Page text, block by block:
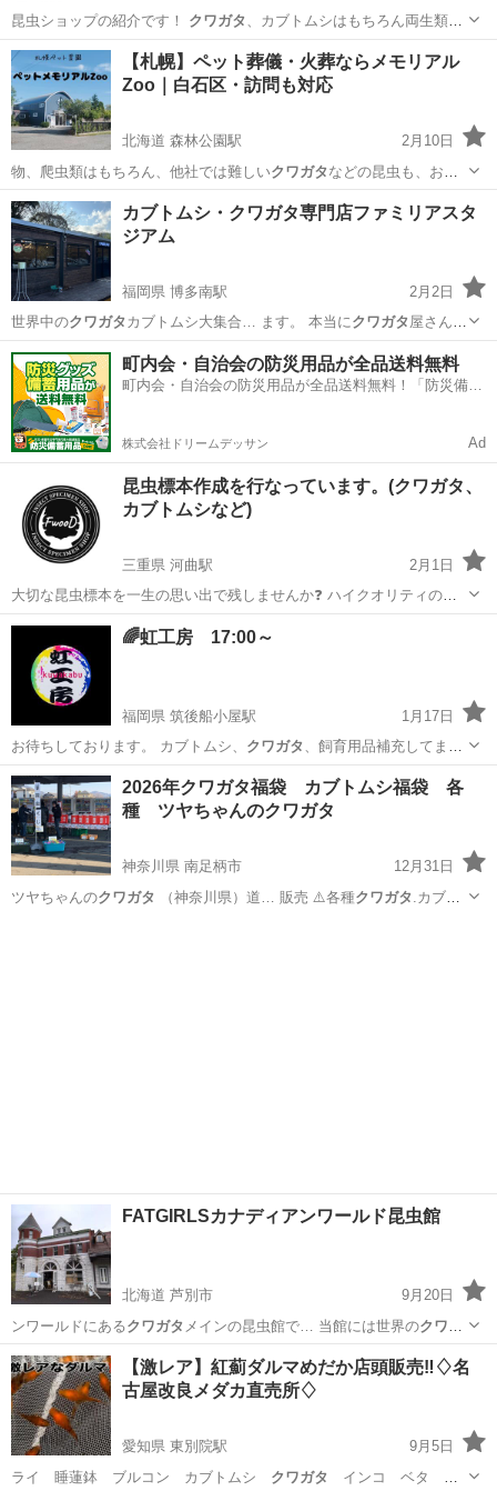
昆虫ショップの紹介です！ クワガタ
、カブトムシはもちろん両生類、
奇蟲な…
奈良 生駒郡 竜田川駅 ペットショップ クワガタ
【札幌】ペット葬儀・火葬ならメモリアル
Zoo｜白石区・訪問も対応
北海道 森林公園駅
2月10日
物、爬虫類はもちろん、他社では難しいクワガタ などの昆虫も、お遺
灰を綺麗に残すこと…
北海道 札幌市 森林公園駅 葬儀 小動物
カブトムシ・クワガタ専門店ファミリアスタ
ジアム
福岡県 博多南駅
2月2日
世界中のクワガタ カブトムシ大集合… ます。 本当にクワガタ 屋さん？
と思うよ…
福岡 那珂川市 博多南駅 その他のペット クワガタ
町内会・自治会の防災用品が全品送料無料
町内会・自治会の防災用品が全品送料無料！「防災備蓄
株式会社ドリームデッサン Ad
昆虫標本作成を行なっています。(クワガタ、
カブトムシなど)
三重県 河曲駅
2月1日
大切な昆虫標本を一生の思い出で残しませんか❓ ハイクオリティの作
品を提供出来るように日々取り組んでいます Instagramでも作品をご
紹介しています！ 美しい！綺麗！かっこいいを目指そう！ 各種お問い
合わせ先は、0805...
三重 鈴鹿市 河曲駅
🌈虹工房 17:00～
福岡県 筑後船小屋駅
1月17日
お待ちしております。 カブトムシ、 クワガタ 、飼育用品補充してま
す。
福岡 筑後市 筑後船小屋駅 その他のペット クワガタ
2026年クワガタ福袋 カブトムシ福袋 各
種 ツヤちゃんのクワガタ
神奈川県 南足柄市
12月31日
ツヤちゃんのクワガタ （神奈川県）道… 販売 ⚠️各種クワガタ .カブト
FATGIRLSカナディアンワールド昆虫館
北海道 芦別市
9月20日
ンワールドにあるクワガタ メインの昆虫館で… 当館には世界のクワガ
タ、カブトムシがい… 館大人気の世界のクワガタバトル動画はこち…
北海道 芦別市 ペットショップ クワガタ
【激レア】紅薊ダルマめだか店頭販売‼️♢名
古屋改良メダカ直売所♢
愛知県 東別院駅
9月5日
ライ 睡蓮鉢 ブルコン カブトムシ クワガタ
インコ ベタ 希